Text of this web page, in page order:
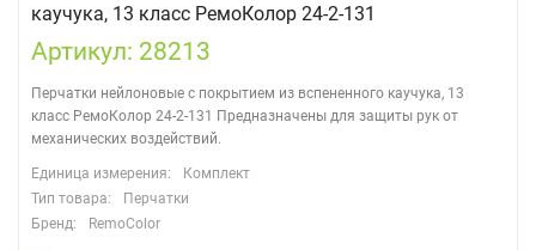
каучука, 13 класс РемоКолор 24-2-131
Артикул: 28213
Перчатки нейлоновые с покрытием из вспененного каучука, 13
класс РемоКолор 24-2-131 Предназначены для защиты рук от
механических воздействий.
Единица измерения:
Комплект
Тип товара:
Перчатки
Бренд:
RemoColor